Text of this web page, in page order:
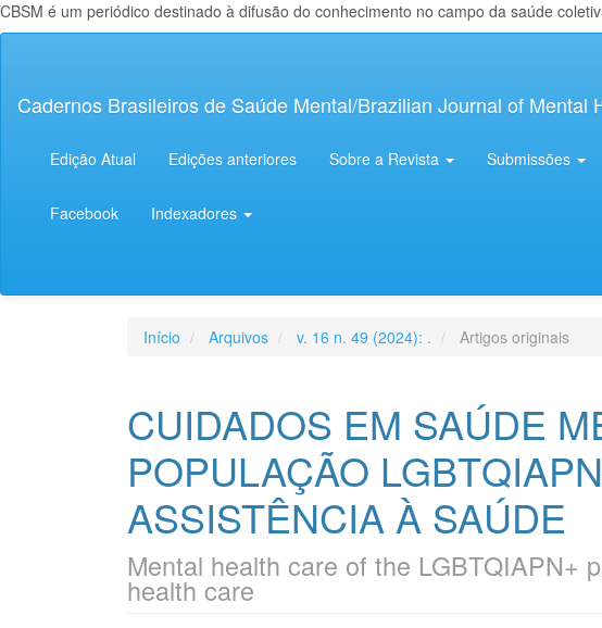
CBSM é um periódico destinado à difusão do conhecimento no campo da saúde
principal
Lateral
Cadernos Brasileiros de Saúde Mental/Brazilian Journal of Mental
Edição Atual Edições anteriores Sobre a Revista Submissões
Facebook Indexadores
Início Arquivos v. 16 n. 49 (2024): . Artigos originais
CUIDADOS EM SAÚDE
POPULAÇÃO
ASSISTÊNCIA À SAÚDE
Mental health care of the LGBTQIAPN+
health care